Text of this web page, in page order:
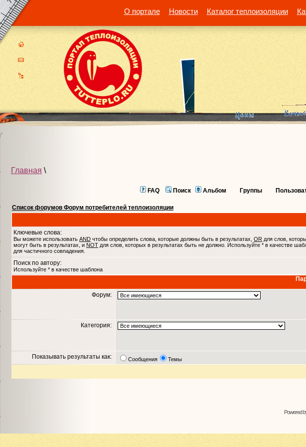
О портале Новости Каталог теплоизоляции
Главная \
FAQ Поиск Альбом Группы
Список форумов Форум потребителей теплоизоляции
Ключевые слова:
Вы можете использовать AND чтобы определить слова, которые должны быть в результатах, OR для слов,
могут быть в результатах, и NOT для слов, которых в результатах быть не должно. Используйте * в качестве
для частичного совпадения.
Поиск по автору:
Используйте * в качестве шаблона
Форум:
Категория:
Показывать результаты как: Сообщения Темы
Powered